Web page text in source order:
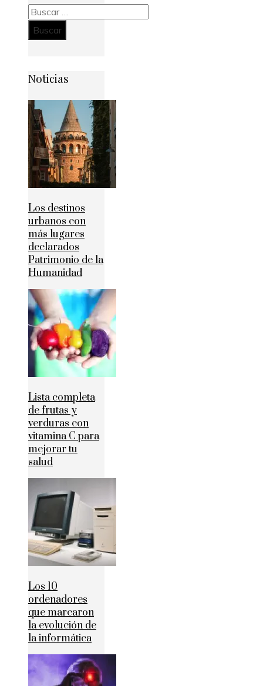
Buscar:
Noticias
Los destinos
urbanos con
más lugares
declarados
Patrimonio de la
Humanidad
Lista completa
de frutas y
verduras con
vitamina C para
mejorar tu
salud
Los 10
ordenadores
que marcaron
la evolución de
la informática